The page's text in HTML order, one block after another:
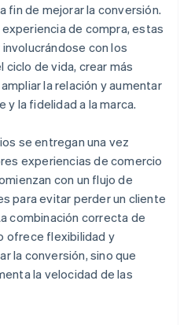
fin de mejorar la conversión.
de compra, estas
con los
de vida, crear más
la relación y aumentar
y la fidelidad a la marca.
se entregan una vez
experiencias de comercio
con un flujo de
para evitar perder un cliente
combinación correcta de
ofrece flexibilidad y
la conversión, sino que
la velocidad de las